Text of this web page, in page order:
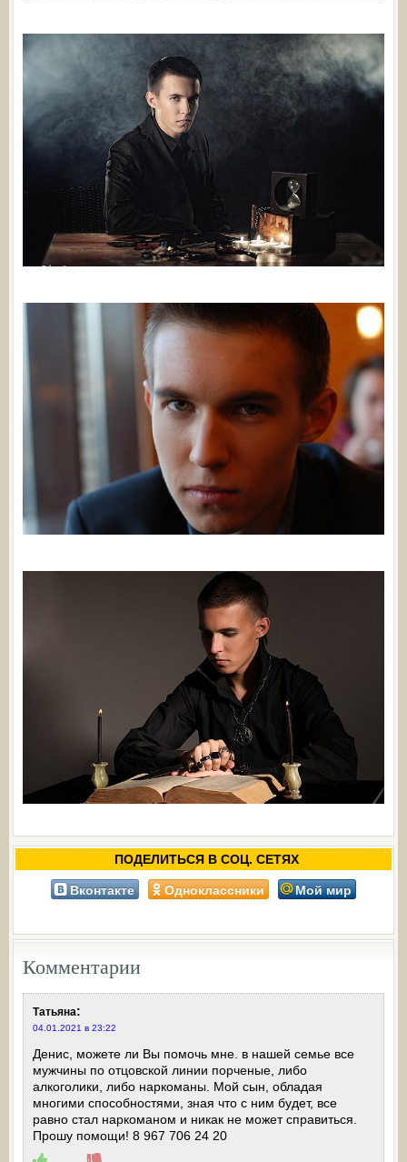
ПОДЕЛИТЬСЯ В СОЦ. СЕТЯХ
Вконтакте Одноклассники Мой мир
Комментарии
Татьяна:
04.01.2021 в 23:22
Денис, можете ли Вы помочь мне. в нашей семье все
мужчины по отцовской линии порченые, либо
алкоголики, либо наркоманы. Мой сын, обладая
многими способностями, зная что с ним будет, все
равно стал наркоманом и никак не может справиться.
Прошу помощи! 8 967 706 24 20